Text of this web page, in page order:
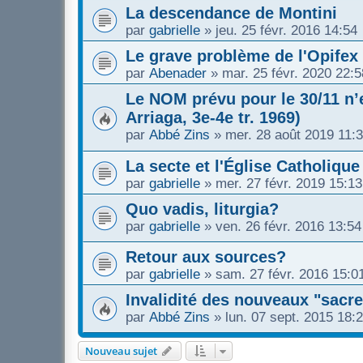
La descendance de Montini
par gabrielle » jeu. 25 févr. 2016 14:54
Le grave problème de l'Opifex
par Abenader » mar. 25 févr. 2020
Le NOM prévu pour le 30/11
Arriaga, 3e-4e tr. 1969)
par Abbé Zins » mer. 28 août 2019
La secte et l'Église Catholique
par gabrielle » mer. 27 févr. 2019 15:13
Quo vadis, liturgia?
par gabrielle » ven. 26 févr. 2016 13:54
Retour aux sources?
par gabrielle » sam. 27 févr. 2016
Invalidité des nouveaux
par Abbé Zins » lun. 07 sept. 2015
Nouveau sujet